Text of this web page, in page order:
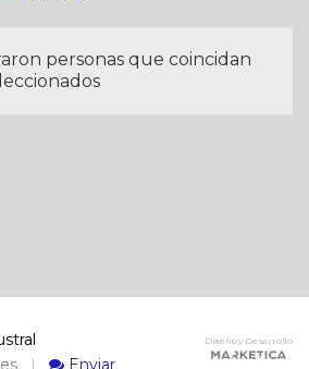
personas que coincidan
Diseño y Desarrollo
| Enviar